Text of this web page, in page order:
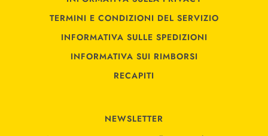
TERMINI E CONDIZIONI DEL SERVIZIO
INFORMATIVA SULLE SPEDIZIONI
INFORMATIVA SUI RIMBORSI
RECAPITI
NEWSLETTER